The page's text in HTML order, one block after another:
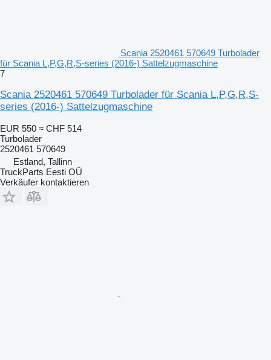
Scania 2520461 570649 Turbolader
für Scania L,P,G,R,S-series (2016-) Sattelzugmaschine
7
Scania 2520461 570649 Turbolader für Scania L,P,G,R,S-
series (2016-) Sattelzugmaschine
EUR 550 ≈ CHF 514
Turbolader
2520461 570649
Estland, Tallinn
TruckParts Eesti OÜ
Verkäufer kontaktieren